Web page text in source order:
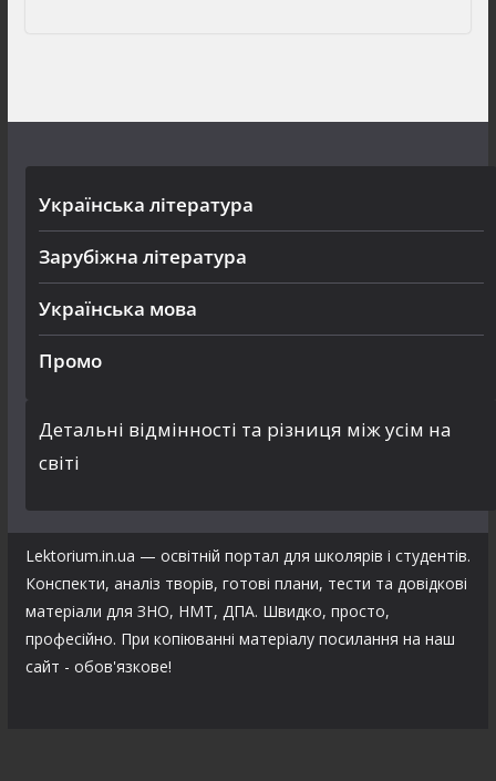
Українська література
Зарубіжна література
Українська мова
Промо
Детальні відмінності та різниця між усім на
світі
Lektorium.in.ua — освітній портал для школярів і студентів.
Конспекти, аналіз творів, готові плани, тести та довідкові
матеріали для ЗНО, НМТ, ДПА. Швидко, просто,
професійно. При копіюванні матеріалу посилання на наш
сайт - обов'язкове!